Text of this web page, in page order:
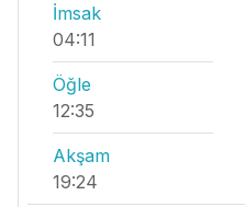
İmsak
04:11
Öğle
12:35
Akşam
19:24